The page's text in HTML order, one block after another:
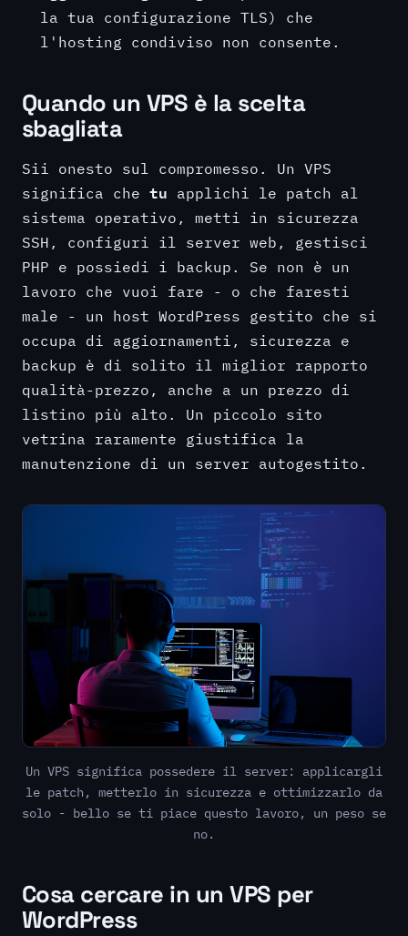
la tua configurazione TLS) che
l'hosting condiviso non consente.
Quando un VPS è la scelta
sbagliata
Sii onesto sul compromesso. Un VPS
significa che tu applichi le patch al
sistema operativo, metti in sicurezza
SSH, configuri il server web, gestisci
PHP e possiedi i backup. Se non è un
lavoro che vuoi fare - o che faresti
male - un host WordPress gestito che si
occupa di aggiornamenti, sicurezza e
backup è di solito il miglior rapporto
qualità-prezzo, anche a un prezzo di
listino più alto. Un piccolo sito
vetrina raramente giustifica la
manutenzione di un server autogestito.
Un VPS significa possedere il server: applicargli
le patch, metterlo in sicurezza e ottimizzarlo da
solo - bello se ti piace questo lavoro, un peso se
no.
Cosa cercare in un VPS per
WordPress